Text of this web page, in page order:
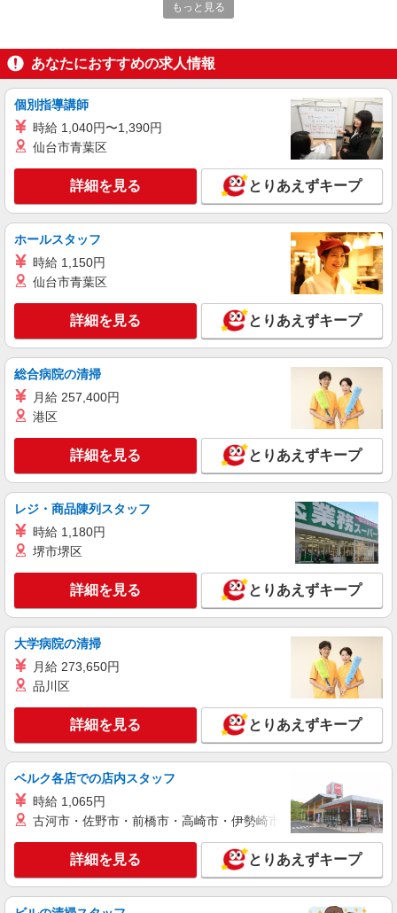
スマホ携帯販売【ソフトバンク】
時給1600円〜 ※別途インセンティブ、職能評
価制度あり ※残業代支給 ★交通費別途支給（規定
社祝い金10万円支給(規定有) お友達を紹介頂くと,
可能（規程有）★ ゜・。○。・゜+゜・。○。・゜
+゜
岐阜県大垣市の家電量販店
詳細を見る
紹介予定派遣
株式会社シエロ
携帯販売スタッフ【楽天モバイル】
未経験：月給26万円〜 経験者：月給27万円〜
※残業代支給 ★交通費別途支給（規定あり） ゜
+゜・。○。・゜+゜・。○。・゜+゜ 入社祝い金10
万円支給(規定有) お友達を紹介頂くと, インセンテ
ィブ支給(規定有) ゜・。○。・゜+゜・。○。・゜
+゜
岐阜県大垣市の家電量販店
キープ 詳細を見る
紹介予定派遣
株式会社シエロ
【softbank】
時給1600円〜 ※別途インセンティブ、職能評
価制度あり ※残業代支給 ★交通費別途支給（規定
あり） ゜+゜・。○。・゜+゜・。○。・゜+゜ 入
社祝い金10万円支給(規定有) お友達を紹介頂くと,
可能（規程有）★ ゜・。○。・゜+゜・。○。・゜
岐阜県大垣市の家電量販店
キープ 詳細を見る
派遣社員
株式会社シエロ
人気機種に詳しくなれる携帯販売
【softbank】
時給1600円〜 ※別途インセンティブ、職能評
価制度あり ※残業代支給 ★交通費別途支給（規定
インセンティブ支給(規定有) ★月2回払い・週払い
可能（規程有）★ ゜・。○。・゜+゜・。○。・゜
+゜
キープ 詳細を見る
派遣社員
【softbank】の携帯販売スタッフ
月給207900円〜260200円（経験・能力によ
る） 資格手当（1〜6万円）賞与年2回（6月・12
月・実績最高5.4カ月分） 未経験から入社半年で
年収400万円以上への昇給実績あり ※残業代支給
★交通費別途支給（規定あり） ゜+゜・。○。・゜
岐阜県大垣市のsoftbankショップ
詳細を見る
もっと見る
あなたにおすすめの求人情報
個別指導講師
時給 1,040円〜1,390円
仙台市青葉区
詳細を見る とりあえずキープ
ホールスタッフ
時給 1,150円
仙台市青葉区
詳細を見る とりあえずキープ
総合病院の清掃
月給 257,400円
港区
詳細を見る とりあえずキープ
レジ・商品陳列スタッフ
時給 1,180円
堺市堺区
詳細を見る とりあえずキープ
大学病院の清掃
月給 273,650円
品川区
詳細を見る とりあえずキープ
ベルク各店での店内スタッフ
時給 1,065円
古河市・佐野市・前橋市・高崎市・伊勢崎市・太田市・館林市
詳細を見る とりあえずキープ